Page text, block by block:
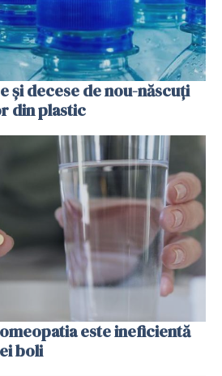
și decese de nou-născuți
din plastic
este ineficientă
boli